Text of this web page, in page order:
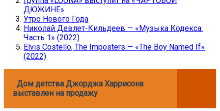
ДЮЖИНЕ»
Утро Нового Года
Николай Девлет-Кильдеев — «Музыка Кодекса.
Часть 1» (2022)
Elvis Costello, The Imposters — «The Boy Named If»
(2022)
Дом детства Джорджа Харрисона
выставлен на продажу